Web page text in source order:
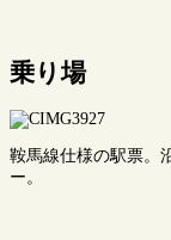
乗り場
鞍馬線仕様の駅票。
ー。